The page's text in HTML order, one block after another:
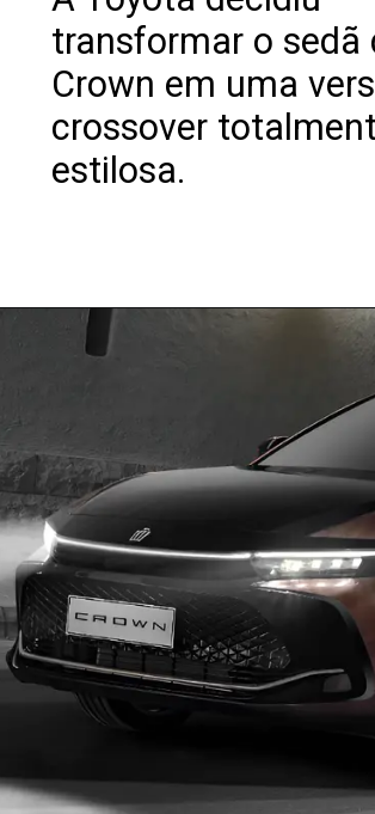
transformar o sedã
Crown em uma
crossover
estilosa.
Opening